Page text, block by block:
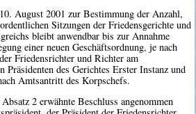
August 2001 zur Bestimmung der Anzahl,
Sitzungen der Friedensgerichte und
bleibt anwendbar bis zur Annahme
einer neuen Geschäftsordnung, je nach
Friedensrichter und Richter am
Präsidenten des Gerichtes Erster Instanz und
Amtsantritt des Korpschefs.
2 erwähnte Beschluss angenommen